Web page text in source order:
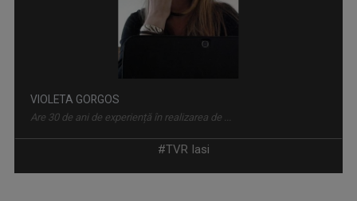
#TVR Iasi